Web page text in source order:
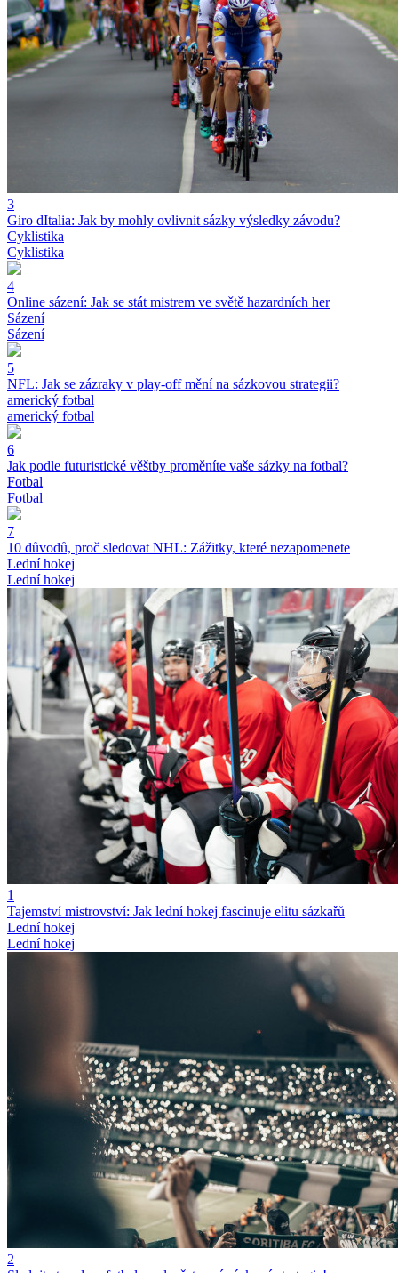
3
Giro dItalia: Jak by mohly ovlivnit sázky výsledky závodu?
Cyklistika
Cyklistika
4
Online sázení: Jak se stát mistrem ve světě hazardních her
Sázení
Sázení
5
NFL: Jak se zázraky v play-off mění na sázkovou strategii?
americký fotbal
americký fotbal
6
Jak podle futuristické věštby proměníte vaše sázky na fotbal?
Fotbal
Fotbal
7
10 důvodů, proč sledovat NHL: Zážitky, které nezapomenete
Lední hokej
Lední hokej
1
Tajemství mistrovství: Jak lední hokej fascinuje elitu sázkařů
Lední hokej
Lední hokej
2